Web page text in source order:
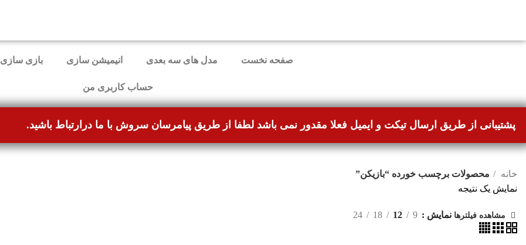
صفحه نخست مدل های سه بعدی انیمیشن سازی بازی سازی
حساب کاربری من
پشتیبانی از طریق ارسال تیکت و ایمیل فعلا مقدور نمی باشد لطفا از طریق پیامرسان سروش با ما درارتباط باشید.
خانه
محصولات برچسب خورده “بازیکن”
نمایش یک نتیجه
مشاهده فیلترها نمایش 9
12
18
24